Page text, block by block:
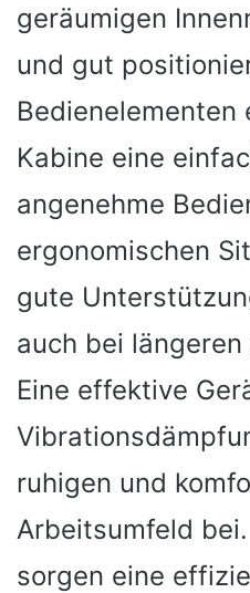
geräumigen
und gut
Bedienelementen
Kabine eine
angenehme
ergonomischen
gute
auch bei
Eine effektive
ruhigen und
Arbeitsumfeld
sorgen eine